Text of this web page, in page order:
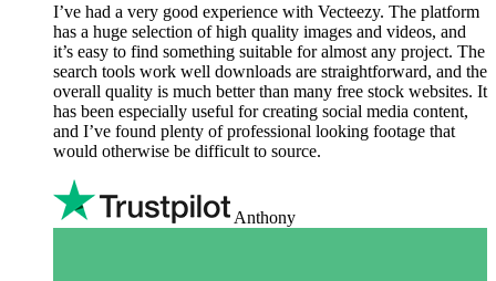
I’ve had a very good experience with Vecteezy. The platform
has a huge selection of high quality images and videos, and
it’s easy to find something suitable for almost any project. The
search tools work well downloads are straightforward, and the
overall quality is much better than many free stock websites. It
has been especially useful for creating social media content,
and I’ve found plenty of professional looking footage that
would otherwise be difficult to source.
Anthony